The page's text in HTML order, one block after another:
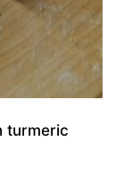
turmeric